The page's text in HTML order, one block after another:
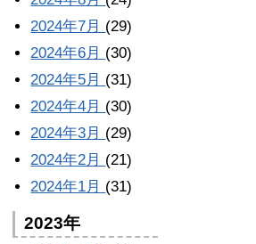
2024年7月 (29)
2024年6月 (30)
2024年5月 (31)
2024年4月 (30)
2024年3月 (29)
2024年2月 (21)
2024年1月 (31)
2023年